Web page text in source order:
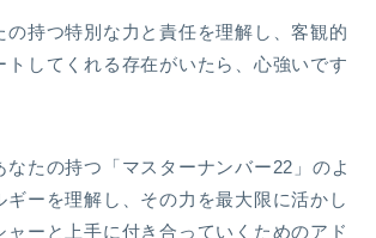
の持つ特別な力と責任を理解し、客観的
トしてくれる存在がいたら、心強いです
なたの持つ「マスターナンバー22」のよ
ギーを理解し、その力を最大限に活かし
ャーと上手に付き合っていくためのアド